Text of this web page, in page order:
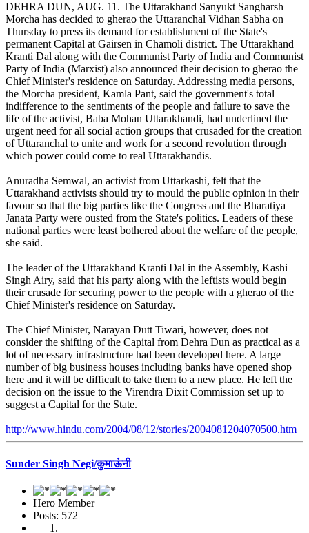
DEHRA DUN, AUG. 11. The Uttarakhand Sanyukt Sangharsh
Morcha has decided to gherao the Uttaranchal Vidhan Sabha on
Thursday to press its demand for establishment of the State's
permanent Capital at Gairsen in Chamoli district. The Uttarakhand
Kranti Dal along with the Communist Party of India and Communist
Party of India (Marxist) also announced their decision to gherao the
Chief Minister's residence on Saturday. Addressing media persons,
the Morcha president, Kamla Pant, said the government's total
indifference to the sentiments of the people and failure to save the
life of the activist, Baba Mohan Uttarakhandi, had underlined the
urgent need for all social action groups that crusaded for the creation
of Uttaranchal to unite and work for a second revolution through
which power could come to real Uttarakhandis.
Anuradha Semwal, an activist from Uttarkashi, felt that the
Uttarakhand activists should try to mould the public opinion in their
favour so that the big parties like the Congress and the Bharatiya
Janata Party were ousted from the State's politics. Leaders of these
national parties were least bothered about the welfare of the people,
she said.
The leader of the Uttarakhand Kranti Dal in the Assembly, Kashi
Singh Airy, said that his party along with the leftists would begin
their crusade for securing power to the people with a gherao of the
Chief Minister's residence on Saturday.
The Chief Minister, Narayan Dutt Tiwari, however, does not
consider the shifting of the Capital from Dehra Dun as practical as a
lot of necessary infrastructure had been developed here. A large
number of big business houses including banks have opened shop
here and it will be difficult to take them to a new place. He left the
decision on the issue to the Virendra Dixit Commission set up to
suggest a Capital for the State.
http://www.hindu.com/2004/08/12/stories/2004081204070500.htm
Sunder Singh Negi/कुमाऊंनी
Hero Member
Posts: 572